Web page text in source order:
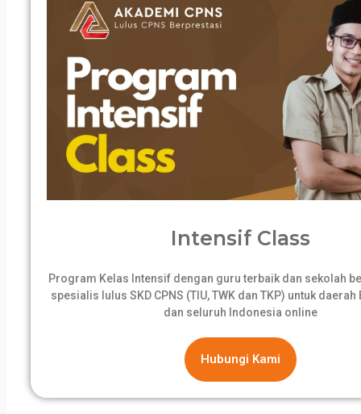
Intensif Class
Program Kelas Intensif dengan guru terbaik dan sekolah
spesialis lulus SKD CPNS (TIU, TWK dan TKP) untuk
dan seluruh Indonesia online
Hubungi Kami